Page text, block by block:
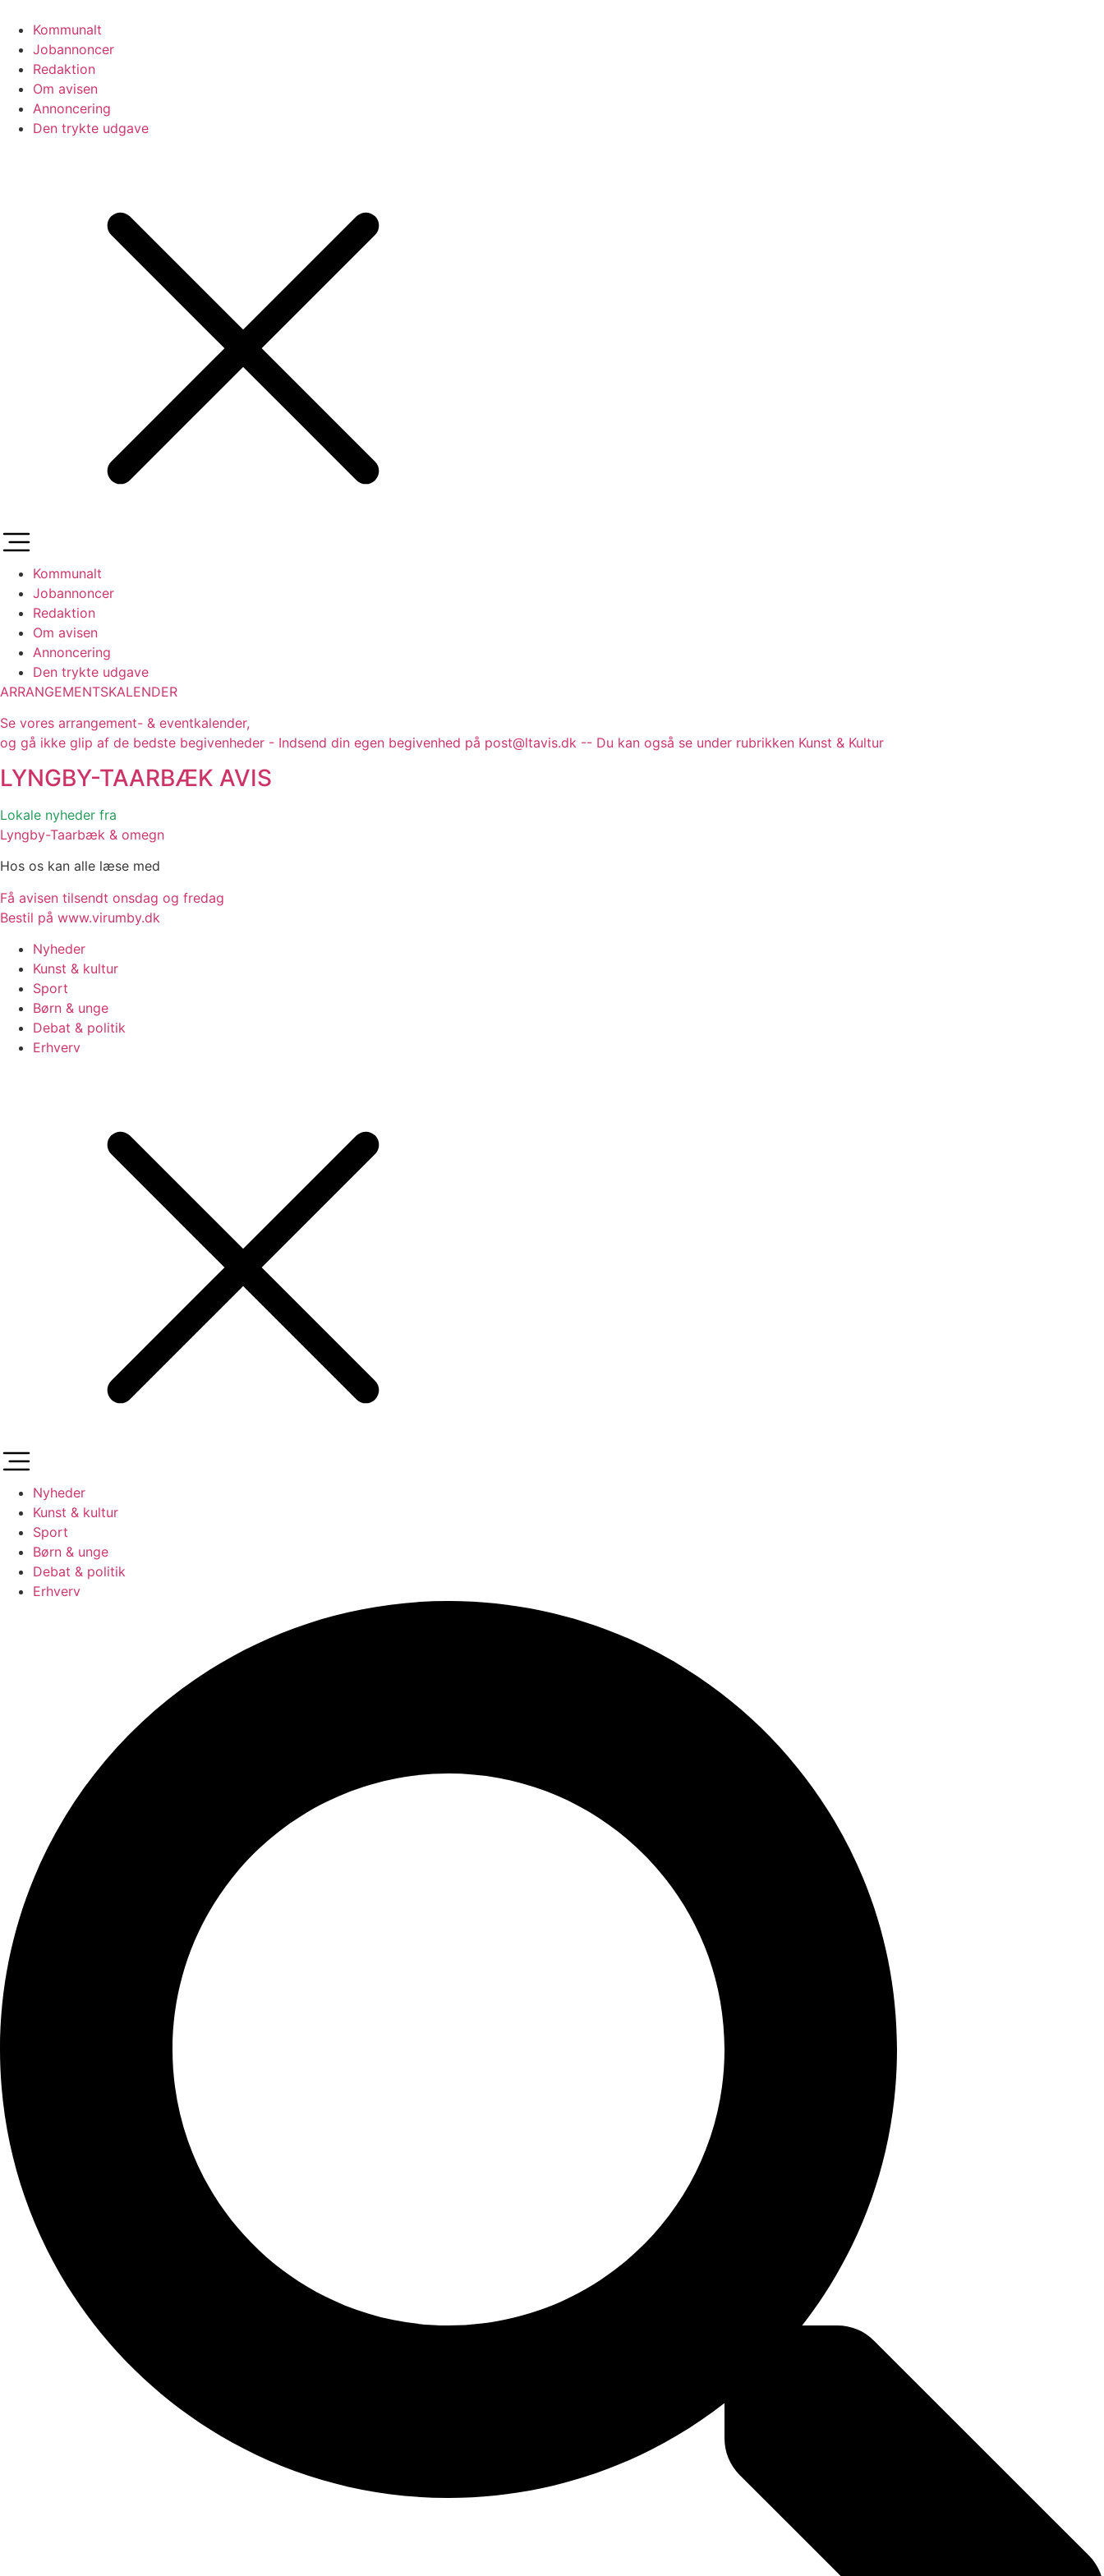
indhold
Kommunalt
Jobannoncer
Redaktion
Om avisen
Annoncering
Den trykte udgave
Kommunalt
Jobannoncer
Redaktion
Om avisen
Annoncering
Den trykte udgave
ARRANGEMENTSKALENDER
Se vores arrangement- & eventkalender,
og gå ikke glip af de bedste begivenheder - Indsend din egen begivenhed på post@ltavis.dk -- Du kan også se under rubrikken Kunst & Kultur
LYNGBY-TAARBÆK AVIS
Lokale nyheder fra
Lyngby-Taarbæk & omegn
Hos os kan alle læse med
Få avisen tilsendt onsdag og fredag
Bestil på www.virumby.dk
Nyheder
Kunst & kultur
Sport
Børn & unge
Debat & politik
Erhverv
Nyheder
Kunst & kultur
Sport
Børn & unge
Debat & politik
Erhverv